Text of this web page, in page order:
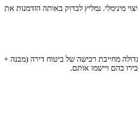
מינימלי. נמליץ לבדוק באותה הזדמנות את
מחייבת רכישה של ביטוח דירה (מבנה +
בהם ויישמו אותם.